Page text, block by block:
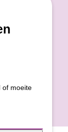
of moeite